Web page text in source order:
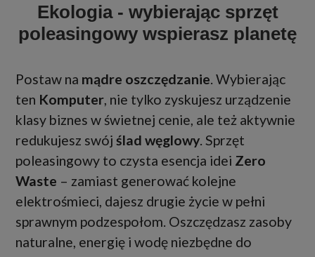
Ekologia - wybierając sprzęt
poleasingowy wspierasz planetę
Postaw na mądre oszczędzanie . Wybierając
ten Komputer , nie tylko zyskujesz urządzenie
klasy biznes w świetnej cenie, ale też aktywnie
redukujesz swój ślad węglowy . Sprzęt
poleasingowy to czysta esencja idei Zero
Waste – zamiast generować kolejne
elektrośmieci, dajesz drugie życie w pełni
sprawnym podzespołom. Oszczędzasz zasoby
naturalne, energię i wodę niezbędne do